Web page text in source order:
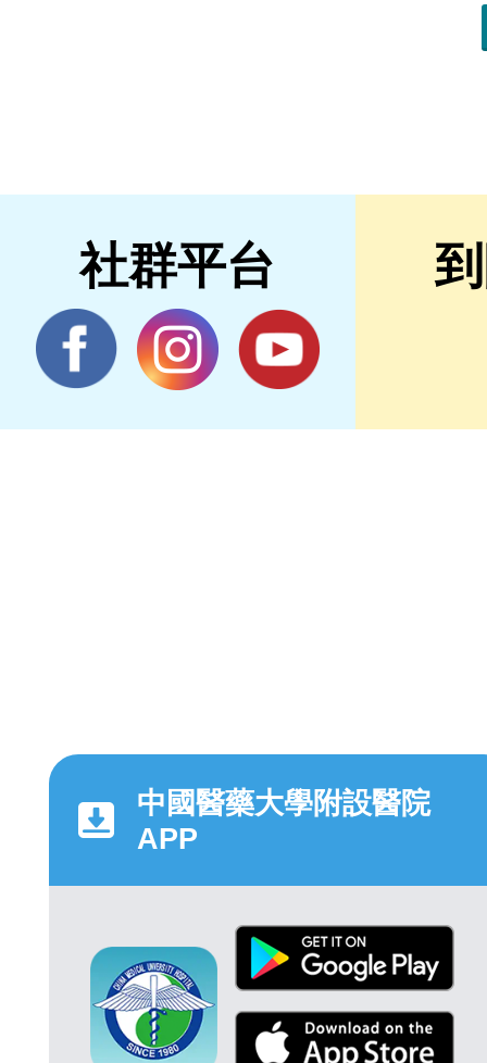
社群平台
中國醫藥大學附設醫院
APP